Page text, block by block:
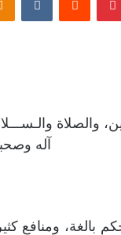
والصلاة
آله
ومنافع